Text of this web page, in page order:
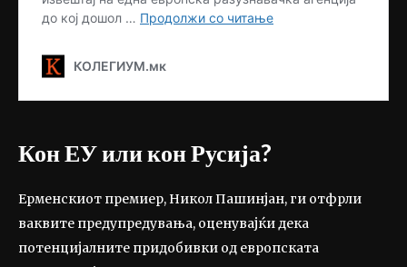
Кон ЕУ или кон Русија?
Ерменскиот премиер, Никол Пашинјан, ги отфрли
ваквите предупредувања, оценувајќи дека
потенцијалните придобивки од европската